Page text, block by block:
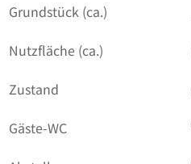
Grundstück (ca.)
Nutzfläche (ca.)
Zustand
Gäste-WC